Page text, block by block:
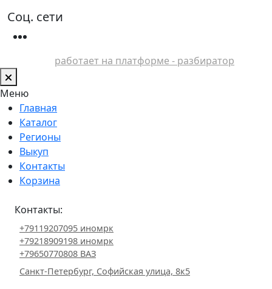
Соц. сети
работает на платформе - разбиратор
Меню
Главная
Каталог
Регионы
Выкуп
Контакты
Корзина
Контакты:
+79119207095 иномрк
+79218909198 иномрк
+79650770808 ВАЗ
Санкт-Петербург, Софийская улица, 8к5